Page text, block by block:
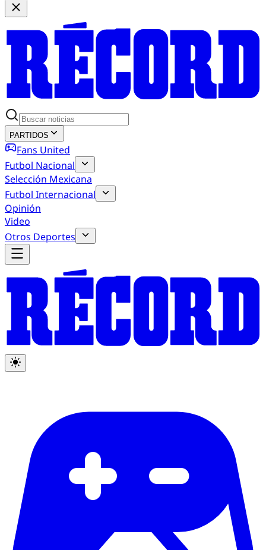
PARTIDOS
Fans United
Futbol Nacional
Selección Mexicana
Futbol Internacional
Opinión
Video
Otros Deportes